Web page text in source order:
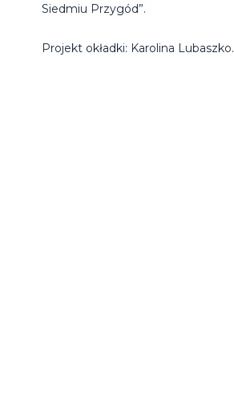
Siedmiu Przygód”.
Projekt okładki: Karolina Lubaszko.